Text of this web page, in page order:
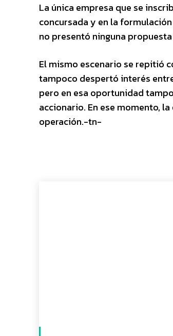
La única empresa que se
concursada y en la
no presentó ninguna
El mismo escenario se repitió
tampoco despertó interés
pero en esa oportunidad
accionario. En ese momento,
operación.-tn-